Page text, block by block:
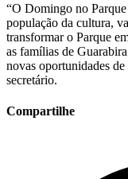
“O Domingo no
população da cultura,
transformar o Parque
as famílias de
novas oportunidades
secretário.
Compartilhe